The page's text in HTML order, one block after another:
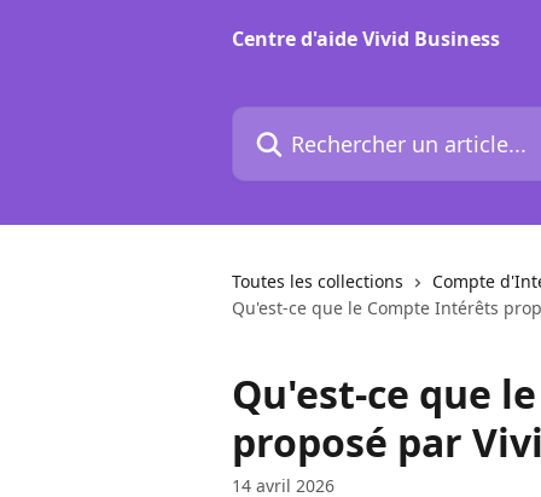
Centre d'aide Vivid Business
Rechercher un article...
Toutes les collections Compte
Qu'est-ce que le Compte Intérêts
Qu'est-ce que
proposé par
14 avril 2026